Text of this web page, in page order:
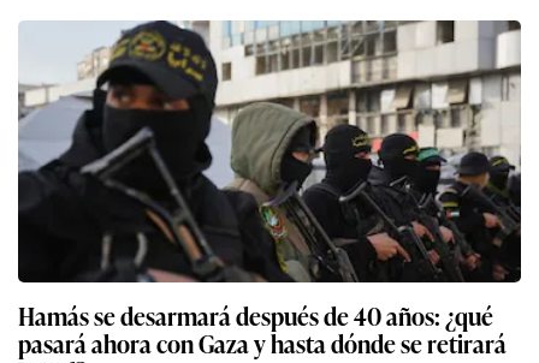
Hamás se desarmará después de 40 años: ¿qué
pasará ahora con Gaza y hasta dónde se retirará